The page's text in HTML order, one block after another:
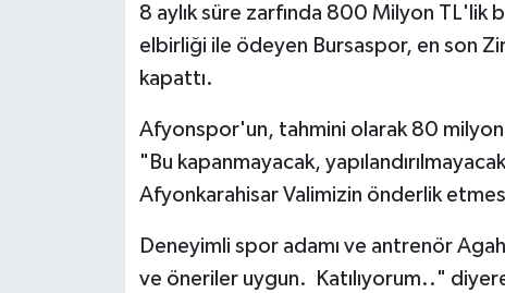
8 aylık süre zarfında 800 Milyon TL'lik
elbirliği ile ödeyen Bursaspor, en son
kapattı.
Afyonspor'un, tahmini olarak 80
"Bu kapanmayacak,
Afyonkarahisar Valimizin önderlik
Deneyimli spor adamı ve antrenör
ve öneriler uygun. Katılıyorum.."